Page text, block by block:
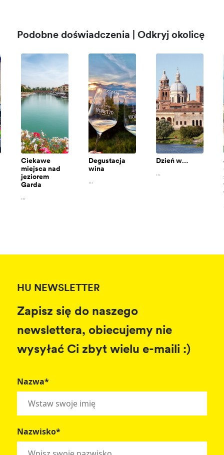
Podobne doświadczenia | Odkryj okolicę
Ciekawe
miejsca nad
jeziorem
Garda
...
Degustacja
wina
...
Dzień w…
...
HU NEWSLETTER
Zapisz się do naszego
newslettera, obiecujemy nie
wysyłać Ci zbyt wielu e-maili :)
Nazwa*
Nazwisko*